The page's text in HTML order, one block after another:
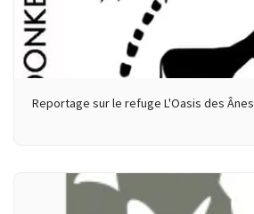
Reportage sur le refuge L'Oasis des Ânes